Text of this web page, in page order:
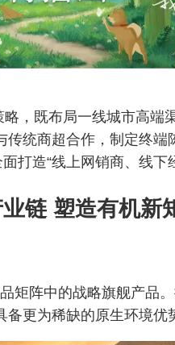
，既布局一线城市高
统商超合作，制定终
打造“线上网销商、线
链 塑造有机新
矩阵中的战略旗舰产品
更为稀缺的原生环境优